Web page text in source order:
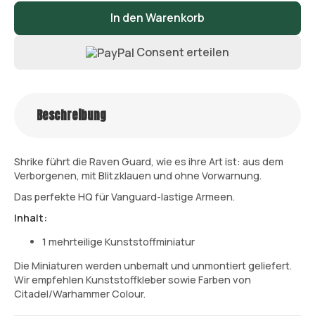
In den Warenkorb
Consent erteilen
Beschreibung
Shrike führt die Raven Guard, wie es ihre Art ist: aus dem
Verborgenen, mit Blitzklauen und ohne Vorwarnung.
Das perfekte HQ für Vanguard-lastige Armeen.
Inhalt:
1 mehrteilige Kunststoffminiatur
Die Miniaturen werden unbemalt und unmontiert geliefert.
Wir empfehlen Kunststoffkleber sowie Farben von
Citadel/Warhammer Colour.